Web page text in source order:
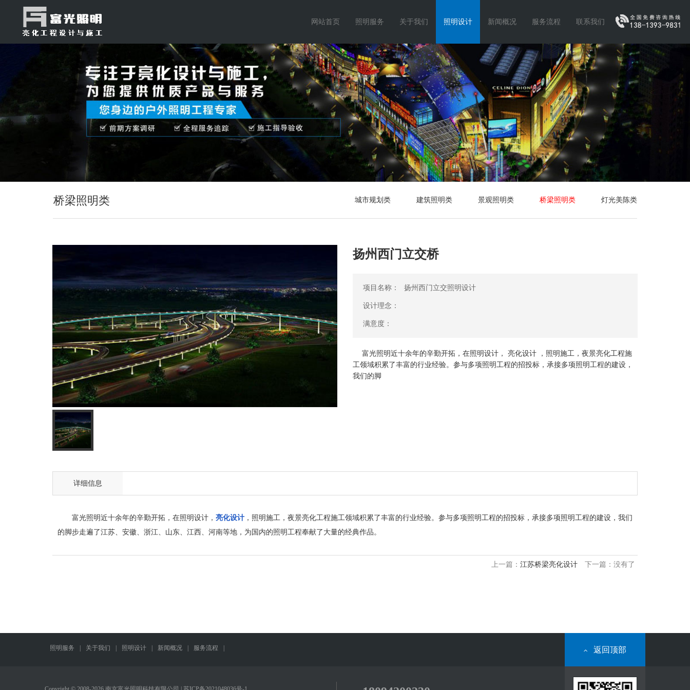
网站首页 照明服务 关于我们 照明设计 新闻概况 服务流程 联系我们
桥梁照明类 城市规划类 建筑照明类 景观照明类 桥梁照明类 灯光美陈类
扬州西门立交桥
项目名称： 扬州西门立交照明设计
设计理念：
满意度：
富光照明近十余年的辛勤开拓，在照明设计， 亮化设计 ，照明施工，夜景亮化工程施
工领域积累了丰富的行业经验。参与多项照明工程的招投标，承接多项照明工程的建设，
我们的脚
详细信息
富光照明近十余年的辛勤开拓，在照明设计， 亮化设计 ，照明施工，夜景亮化工程施工领域积累了丰富的行业经验。参与多项照明工程的招投标，承接多项照明工程的建设，我们
的脚步走遍了江苏、安徽、浙江、山东、江西、河南等地，为国内的照明工程奉献了大量的经典作品。
上一篇： 江苏桥梁亮化设计 下一篇：没有了
照明服务 关于我们 照明设计 新闻概况 服务流程 返回顶部